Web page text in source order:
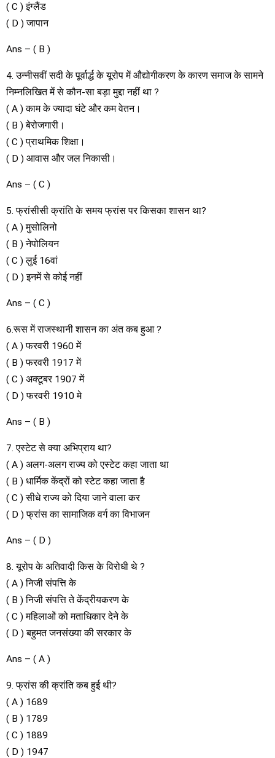
( C ) इंग्लैंड
( D ) जापान
Ans – ( B )
4. उन्नीसवीं सदी के पूर्वार्द्ध के यूरोप में औद्योगीकरण के कारण समाज के सामने
निम्नलिखित में से कौन-सा बड़ा मुद्दा नहीं था ?
( A ) काम के ज्यादा घंटे और कम वेतन।
( B ) बेरोजगारी।
( C ) प्राथमिक शिक्षा।
( D ) आवास और जल निकासी।
Ans – ( C )
5. फ्रांसीसी क्रांति के समय फ्रांस पर किसका शासन था?
( A ) मुसोलिनो
( B ) नेपोलियन
( C ) लुई 16वां
( D ) इनमें से कोई नहीं
Ans – ( C )
6.रूस में राजस्थानी शासन का अंत कब हुआ ?
( A ) फरवरी 1960 में
( B ) फरवरी 1917 में
( C ) अक्टूबर 1907 में
( D ) फरवरी 1910 मे
Ans – ( B )
7. एस्टेट से क्या अभिप्राय था?
( A ) अलग-अलग राज्य को एस्टेट कहा जाता था
( B ) धार्मिक केंद्रों को स्टेट कहा जाता है
( C ) सीधे राज्य को दिया जाने वाला कर
( D ) फ्रांस का सामाजिक वर्ग का विभाजन
Ans – ( D )
8. यूरोप के अतिवादी किस के विरोधी थे ?
( A ) निजी संपत्ति के
( B ) निजी संपत्ति ते केंद्रीयकरण के
( C ) महिलाओं को मताधिकार देने के
( D ) बहुमत जनसंख्या की सरकार के
Ans – ( A )
9. फ्रांस की क्रांति कब हुई थी?
( A ) 1689
( B ) 1789
( C ) 1889
( D ) 1947